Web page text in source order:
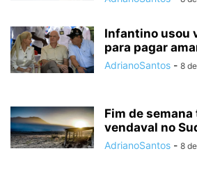
Infantino usou
para pagar
AdrianoSantos - 8
Fim de
vendaval no
AdrianoSantos - 8